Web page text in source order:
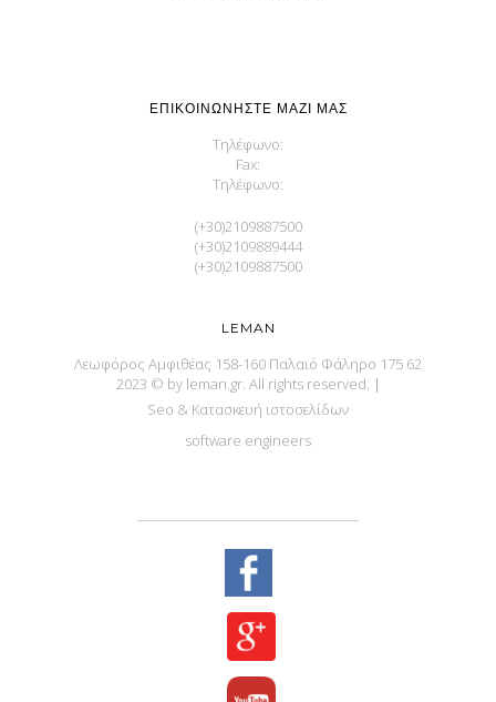
ΕΠΙΚΟΙΝΩΝΉΣΤΕ ΜΑΖΊ ΜΑΣ
Τηλέφωνο:
Fax:
Τηλέφωνο:
(+30)2109887500
(+30)2109889444
(+30)2109887500
LEMAN
Λεωφόρος Αμφιθέας 158-160 Παλαιό Φάληρο 175 62
2023 © by leman.gr. All rights reserved. |
Seo & Κατασκευή ιστοσελίδων
software engineers